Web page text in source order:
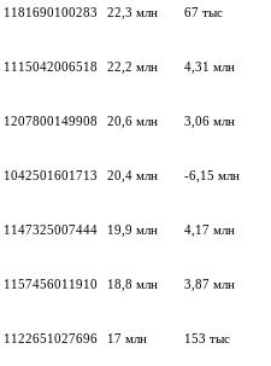
1181690100283 22,3 млн 67 тыс
1115042006518 22,2 млн 4,31 млн
1207800149908 20,6 млн 3,06 млн
1042501601713 20,4 млн -6,15 млн
1147325007444 19,9 млн 4,17 млн
1157456011910 18,8 млн 3,87 млн
1122651027696 17 млн 153 тыс